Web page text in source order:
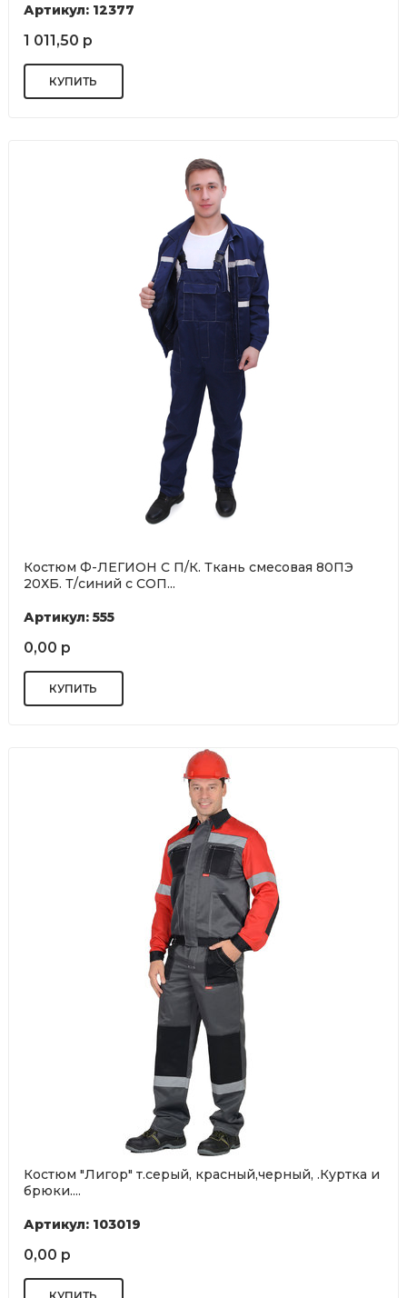
Артикул: 12377
1 011,50 р
Костюм Ф-ЛЕГИОН С П/К. Ткань смесовая 80ПЭ
20ХБ. Т/синий с СОП...
Артикул: 555
0,00 р
Костюм "Лигор" т.серый, красный,черный, .Куртка и
брюки....
Артикул: 103019
0,00 р